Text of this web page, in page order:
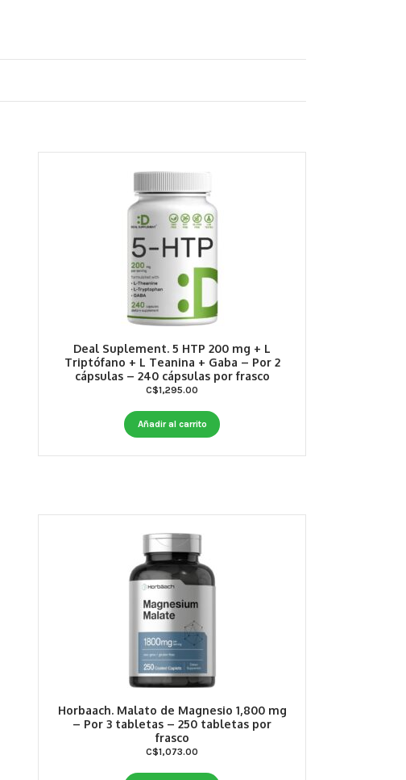
Deal Suplement. 5 HTP 200 mg + L
Triptófano + L Teanina + Gaba – Por 2
cápsulas – 240 cápsulas por frasco
C$1,295.00
Añadir al carrito
Horbaach. Malato de Magnesio 1,800 mg
– Por 3 tabletas – 250 tabletas por
frasco
C$1,073.00